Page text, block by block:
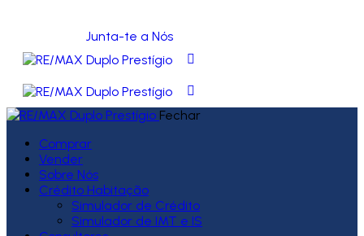
Junta-te a Nós
Fechar
Comprar
Vender
Sobre Nós
Crédito Habitação
Simulador de Crédito
Simulador de IMT e IS